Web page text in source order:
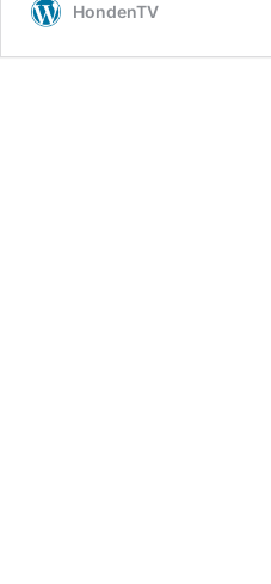
Setters
HondenTV